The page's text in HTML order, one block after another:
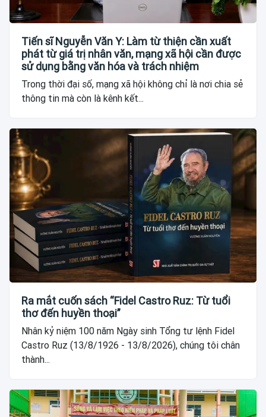
Tiến sĩ Nguyễn Văn Y: Làm từ thiện cần xuất
phát từ giá trị nhân văn, mạng xã hội cần được
sử dụng bằng văn hóa và trách nhiệm
Trong thời đại số, mạng xã hội không chỉ là nơi chia sẻ
thông tin mà còn là kênh kết...
Ra mắt cuốn sách “Fidel Castro Ruz: Từ tuổi
thơ đến huyền thoại”
Nhân kỷ niệm 100 năm Ngày sinh Tổng tư lệnh Fidel
Castro Ruz (13/8/1926 - 13/8/2026), chúng tôi chân
thành...